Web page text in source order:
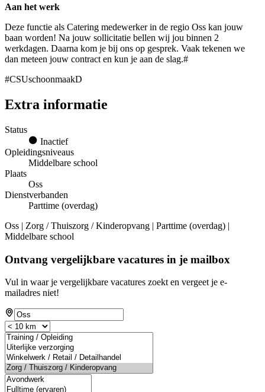
Aan het werk
Deze functie als Catering medewerker in de regio Oss kan jouw
baan worden! Na jouw sollicitatie bellen wij jou binnen 2
werkdagen. Daarna kom je bij ons op gesprek. Vaak tekenen we
dan meteen jouw contract en kun je aan de slag.#
#CSUschoonmaakD
Extra informatie
Status
Inactief
Opleidingsniveaus
Middelbare school
Plaats
Oss
Dienstverbanden
Parttime (overdag)
Oss | Zorg / Thuiszorg / Kinderopvang | Parttime (overdag) |
Middelbare school
Ontvang vergelijkbare vacatures in je mailbox
Vul in waar je vergelijkbare vacatures zoekt en vergeet je e-
mailadres niet!